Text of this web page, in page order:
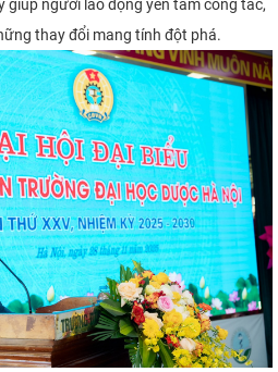
giúp người lao động yên tâm công tác,
thay đổi mang tính đột phá.